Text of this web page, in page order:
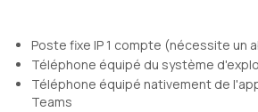
Poste fixe IP 1 compte (nécessite un
Téléphone équipé du système
Téléphone équipé nativement de
Teams